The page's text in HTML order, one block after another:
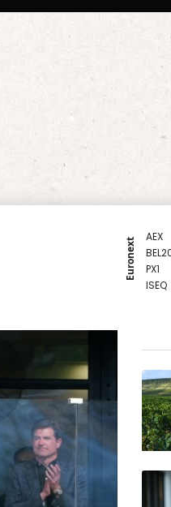
Euronext
AEX
PX1
ISEQ